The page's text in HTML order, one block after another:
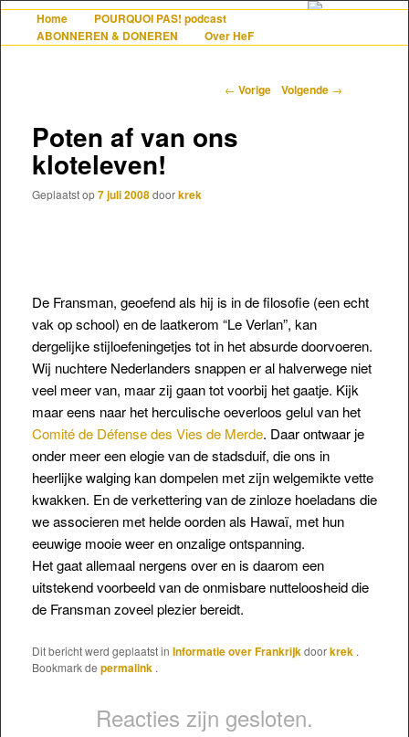
Hollandais en France
De gezelligste website voor Nederlanders die iets met Frankrijk hebben
HoofdmenuSpring naar de primaire inhoud
Spring naar de secundaire inhoud
Home
POURQUOI PAS! podcast
ABONNEREN & DONEREN
Over HeF
Berichtnavigatie
← Vorige Volgende →
Poten af van ons
kloteleven!
Geplaatst op7 juli 2008doorkrek
De Fransman, geoefend als hij is in de filosofie (een echt
vak op school) en de laatkerom “Le Verlan”, kan
dergelijke stijloefeningetjes tot in het absurde doorvoeren.
Wij nuchtere Nederlanders snappen er al halverwege niet
veel meer van, maar zij gaan tot voorbij het gaatje. Kijk
maar eens naar het herculische oeverloos gelul van het
Comité de Défense des Vies de Merde. Daar ontwaar je
onder meer een elogie van de stadsduif, die ons in
heerlijke walging kan dompelen met zijn welgemikte vette
kwakken. En de verkettering van de zinloze hoeladans die
we associeren met helde oorden als Hawaï, met hun
eeuwige mooie weer en onzalige ontspanning.
Het gaat allemaal nergens over en is daarom een
uitstekend voorbeeld van de onmisbare nutteloosheid die
de Fransman zoveel plezier bereidt.
Dit bericht werd geplaatst in Informatie over Frankrijkdoorkrek .
Bookmark de permalink .
Reacties zijn gesloten.